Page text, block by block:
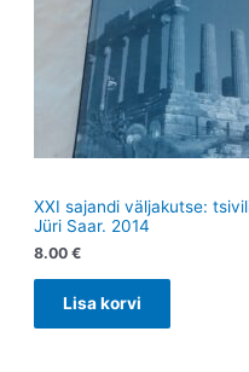
XXI sajandi väljakutse:
Jüri Saar. 2014
8.00 €
Lisa korvi